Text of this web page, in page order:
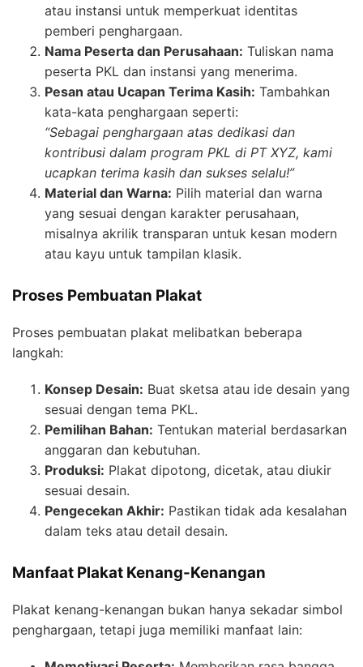
atau instansi untuk memperkuat identitas
pemberi penghargaan.
Nama Peserta dan Perusahaan: Tuliskan nama
peserta PKL dan instansi yang menerima.
Pesan atau Ucapan Terima Kasih: Tambahkan
kata-kata penghargaan seperti:
“Sebagai penghargaan atas dedikasi dan
kontribusi dalam program PKL di PT XYZ, kami
ucapkan terima kasih dan sukses selalu!”
Material dan Warna: Pilih material dan warna
yang sesuai dengan karakter perusahaan,
misalnya akrilik transparan untuk kesan modern
atau kayu untuk tampilan klasik.
Proses Pembuatan Plakat
Proses pembuatan plakat melibatkan beberapa
langkah:
Konsep Desain: Buat sketsa atau ide desain yang
sesuai dengan tema PKL.
Pemilihan Bahan: Tentukan material berdasarkan
anggaran dan kebutuhan.
Produksi: Plakat dipotong, dicetak, atau diukir
sesuai desain.
Pengecekan Akhir: Pastikan tidak ada kesalahan
dalam teks atau detail desain.
Manfaat Plakat Kenang-Kenangan
Plakat kenang-kenangan bukan hanya sekadar simbol
penghargaan, tetapi juga memiliki manfaat lain: